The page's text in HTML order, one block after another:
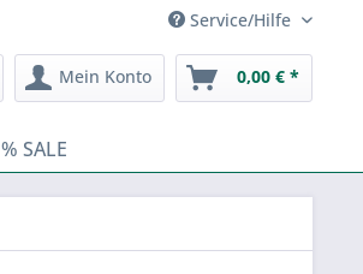
Service/Hilfe
Mein Konto 0,00 € *
% SALE